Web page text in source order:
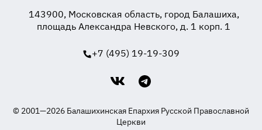
143900, Московская область, город Балашиха,
площадь Александра Невского, д. 1 корп. 1
+7 (495) 19-19-309
© 2001—2026 Балашихинская Епархия Русской Православной
Церкви